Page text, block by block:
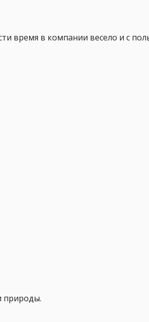
время в компании весело и с
природы.